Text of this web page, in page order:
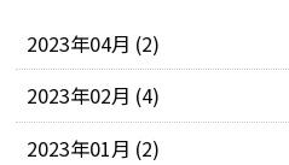
2023年04月 (2)
2023年02月 (4)
2023年01月 (2)